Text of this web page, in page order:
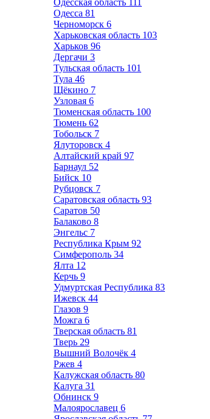
Одесская область 111
Одесса 81
Черноморск 6
Харьковская область 103
Харьков 96
Дергачи 3
Тульская область 101
Тула 46
Щёкино 7
Узловая 6
Тюменская область 100
Тюмень 62
Тобольск 7
Ялуторовск 4
Алтайский край 97
Барнаул 52
Бийск 10
Рубцовск 7
Саратовская область 93
Саратов 50
Балаково 8
Энгельс 7
Республика Крым 92
Симферополь 34
Ялта 12
Керчь 9
Удмуртская Республика 83
Ижевск 44
Глазов 9
Можга 6
Тверская область 81
Тверь 29
Вышний Волочёк 4
Ржев 4
Калужская область 80
Калуга 31
Обнинск 9
Малоярославец 6